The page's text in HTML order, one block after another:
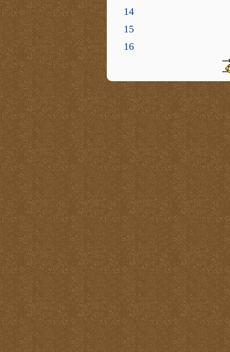
14
15
16